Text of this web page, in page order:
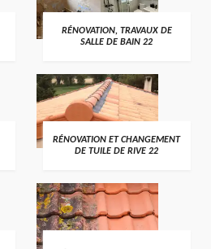
RÉNOVATION, TRAVAUX DE
SALLE DE BAIN 22
RÉNOVATION ET CHANGEMENT
DE TUILE DE RIVE 22